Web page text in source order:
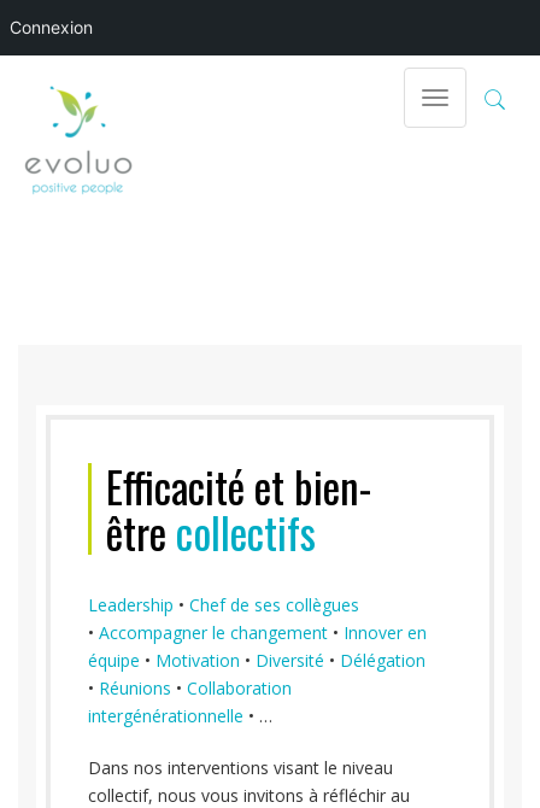
Toggle
navigation
Efficacité et bien-
êtrecollectifs
Leadership • Chef de ses collègues
• Accompagner le changement • Innover en
équipe • Motivation • Diversité • Délégation
• Réunions • Collaboration
intergénérationnelle • …
Dans nos interventions visant le niveau
collectif, nous vous invitons à réfléchir au
Connexion